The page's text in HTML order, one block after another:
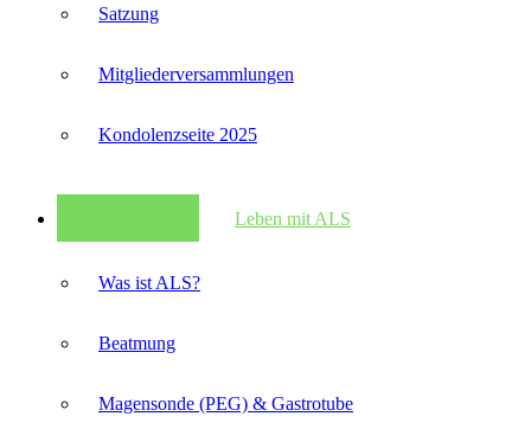
Satzung
Mitglieder­versammlungen
Kondolenzseite 2025
Leben mit ALS
Was ist ALS?
Beatmung
Magensonde (PEG) & Gastrotube